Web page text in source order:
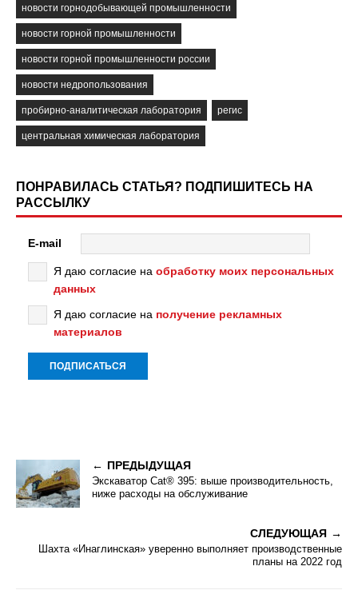
новости горнодобывающей промышленности
новости горной промышленности
новости горной промышленности россии
новости недропользования
пробирно-аналитическая лаборатория регис
центральная химическая лаборатория
ПОНРАВИЛАСЬ СТАТЬЯ? ПОДПИШИТЕСЬ НА
РАССЫЛКУ
E-mail
Я даю согласие на обработку моих персональных
данных
Я даю согласие на получение рекламных
материалов
ПРЕДЫДУЩАЯ
Экскаватор Cat® 395: выше производительность,
ниже расходы на обслуживание
СЛЕДУЮЩАЯ
Шахта «Инаглинская» уверенно выполняет производственные
планы на 2022 год